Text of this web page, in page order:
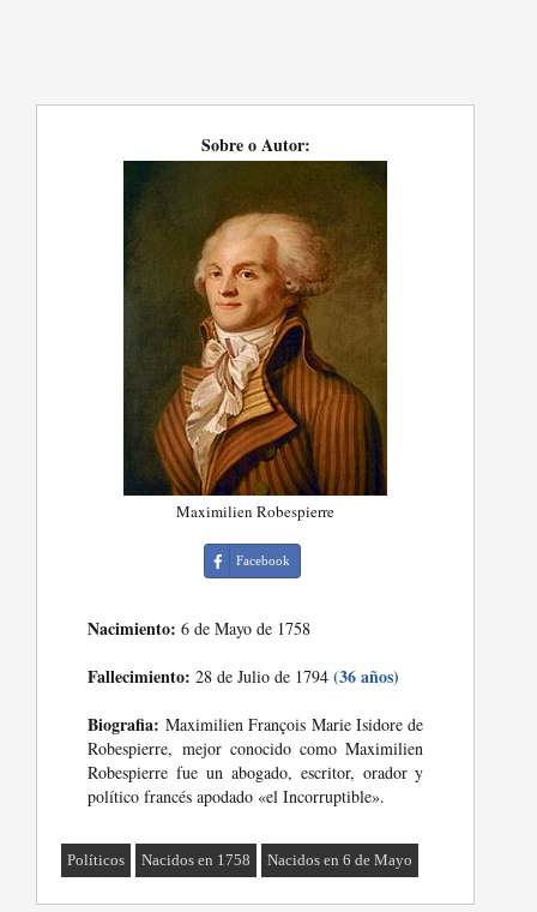
Sobre o Autor:
Maximilien Robespierre
Facebook
Nacimiento: 6 de Mayo de 1758
Fallecimiento: 28 de Julio de 1794(36 años)
Biografia: Maximilien François Marie Isidore de
Robespierre, mejor conocido como Maximilien
Robespierre fue un abogado, escritor, orador y
político francés apodado «el Incorruptible».
Políticos Nacidos en 1758 Nacidos en 6 de Mayo